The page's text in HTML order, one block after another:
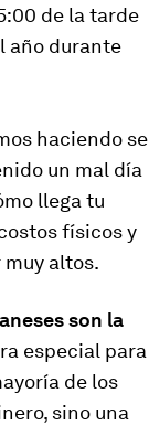
de la tarde
año durante
haciendo se
un mal día
llega tu
físicos y
altos.
son la
especial para
de los
sino una